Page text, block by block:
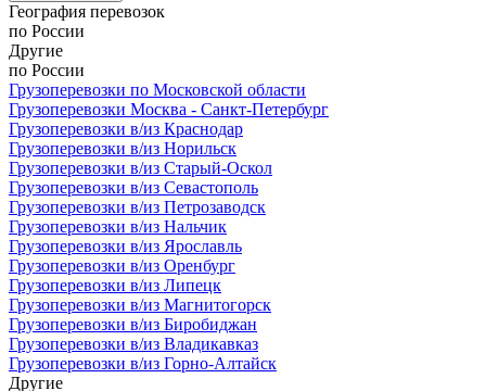
География перевозок
по России
Другие
по России
Грузоперевозки по Московской области
Грузоперевозки Москва - Санкт-Петербург
Грузоперевозки в/из Краснодар
Грузоперевозки в/из Норильск
Грузоперевозки в/из Старый-Оскол
Грузоперевозки в/из Севастополь
Грузоперевозки в/из Петрозаводск
Грузоперевозки в/из Нальчик
Грузоперевозки в/из Ярославль
Грузоперевозки в/из Оренбург
Грузоперевозки в/из Липецк
Грузоперевозки в/из Магнитогорск
Грузоперевозки в/из Биробиджан
Грузоперевозки в/из Владикавказ
Грузоперевозки в/из Горно-Алтайск
Другие